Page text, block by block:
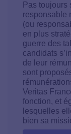
Pas toujours
responsable
(ou
en plus
guerre des
candidats
de leur
sont
Veritas
fonction, et
lesquelles
bien sa